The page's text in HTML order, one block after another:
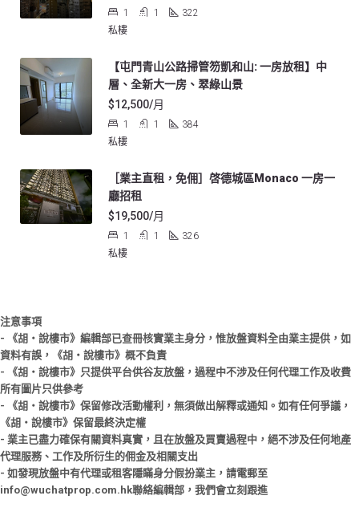
1 1
322
私樓
【屯門青山公路掃管笏凱和山: 一房放租】中
層、全新大一房、翠綠山景
$12,500/月
1 1
384
私樓
［業主直租，免佣］啓德城區Monaco 一房一
廳招租
$19,500/月
1 1
326
私樓
注意事項
- 《胡‧說樓市》編輯部已查冊核實業主身分，惟放盤資料全由業主提供，如
資料有誤，《胡‧說樓市》概不負責
- 《胡‧說樓市》只提供平台供谷友放盤，過程中不涉及任何代理工作及收費
所有圖片只供參考
- 《胡‧說樓市》保留修改活動權利，無須做出解釋或通知。如有任何爭議，
《胡‧說樓市》保留最終決定權
- 業主已盡力確保有關資料真實，且在放盤及買賣過程中，絕不涉及任何地產
代理服務、工作及所衍生的佣金及相關支出
- 如發現放盤中有代理或租客隱瞞身分假扮業主，請電郵至
info@wuchatprop.com.hk聯絡編輯部，我們會立刻跟進